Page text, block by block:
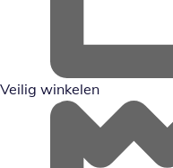
Veilig winkelen